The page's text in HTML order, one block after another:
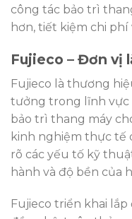
công tác bảo trì
hơn, tiết kiệm chi
Fujieco – Đơn vị
Fujieco là thương
tưởng trong lĩnh vực
bảo trì thang máy
kinh nghiệm thực tế
rõ các yếu tố kỹ
hành và độ bền của
Fujieco triển khai